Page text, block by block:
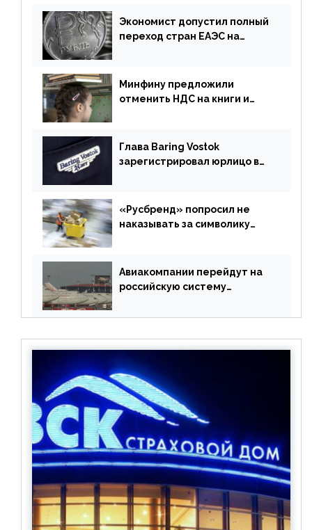
Экономист допустил полный
переход стран ЕАЭС на
Минфину предложили
отменить НДС на книги и
Глава Baring Vostok
зарегистрировал юрлицо в
«Русбренд» попросил не
наказывать за символику
Авиакомпании перейдут на
российскую систему